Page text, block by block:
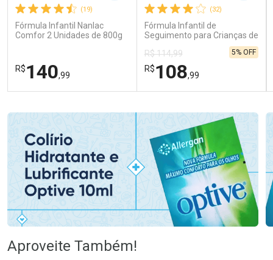
(19)
Fórmula Infantil Nanlac
Comfor 2 Unidades de 800g
R$140,99
(32)
Fórmula Infantil de
Seguimento para Crianças de
Primeira Infância Nestonutri
2 Unidades de 800g cada
R$ 114,99
R$108,99
5% OFF
Laboratório
Por Menos
Aproveite Também!